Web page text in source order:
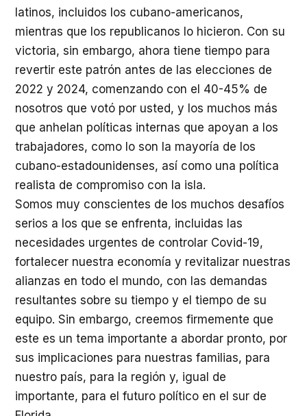
latinos, incluidos los cubano-americanos,
mientras que los republicanos lo hicieron. Con su
victoria, sin embargo, ahora tiene tiempo para
revertir este patrón antes de las elecciones de
2022 y 2024, comenzando con el 40-45% de
nosotros que votó por usted, y los muchos más
que anhelan políticas internas que apoyan a los
trabajadores, como lo son la mayoría de los
cubano-estadounidenses, así como una política
realista de compromiso con la isla.
Somos muy conscientes de los muchos desafíos
serios a los que se enfrenta, incluidas las
necesidades urgentes de controlar Covid-19,
fortalecer nuestra economía y revitalizar nuestras
alianzas en todo el mundo, con las demandas
resultantes sobre su tiempo y el tiempo de su
equipo. Sin embargo, creemos firmemente que
este es un tema importante a abordar pronto, por
sus implicaciones para nuestras familias, para
nuestro país, para la región y, igual de
importante, para el futuro político en el sur de